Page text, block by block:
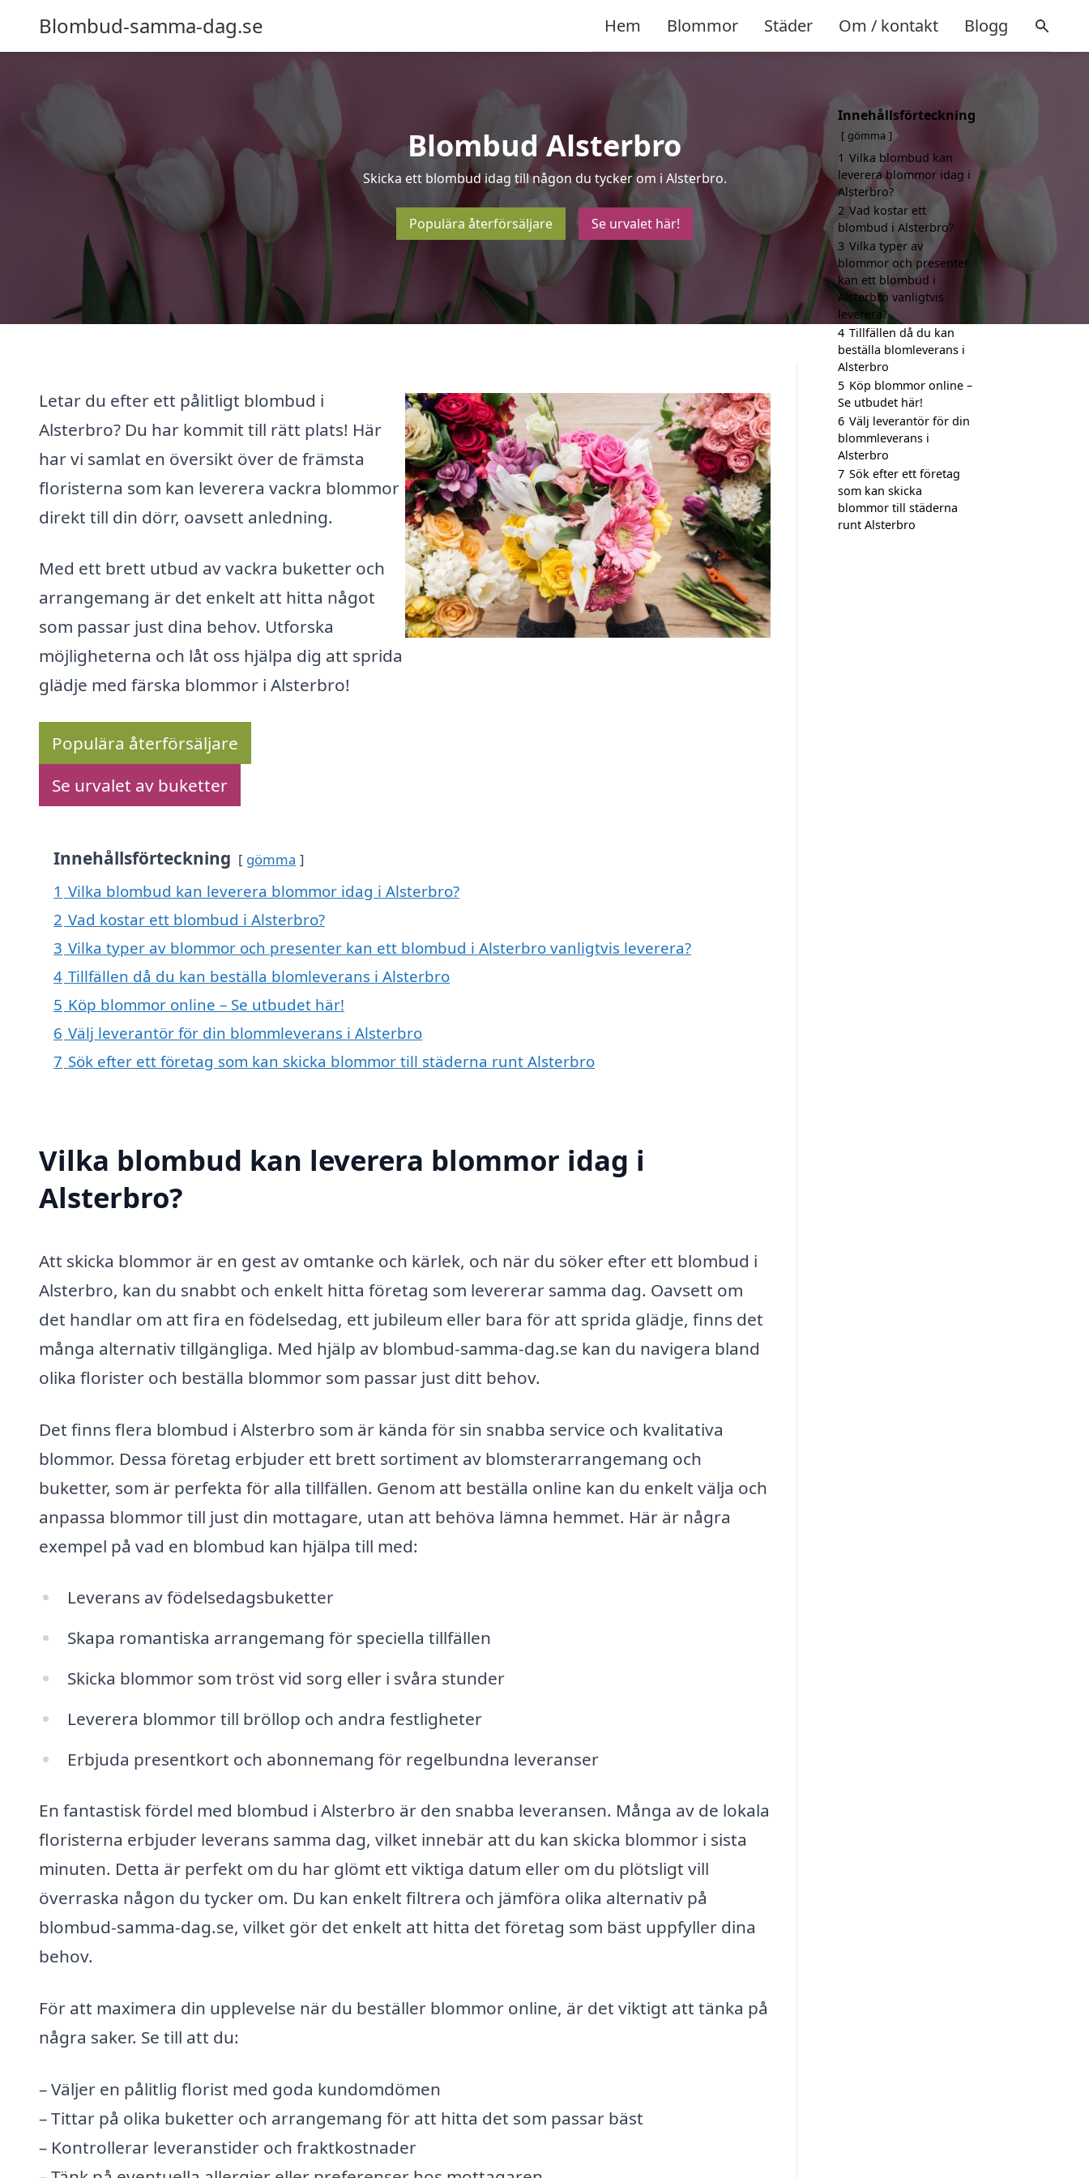
Blombud-samma-dag.se Hem Blommor Städer Om / kontakt Blogg
Blombud Alsterbro
Skicka ett blombud idag till någon du tycker om i Alsterbro.
Populära återförsäljare Se urvalet här!
Letar du efter ett pålitligt blombud i
Alsterbro? Du har kommit till rätt plats! Här
har vi samlat en översikt över de främsta
floristerna som kan leverera vackra blommor
direkt till din dörr, oavsett anledning.
Med ett brett utbud av vackra buketter och
arrangemang är det enkelt att hitta något
som passar just dina behov. Utforska
möjligheterna och låt oss hjälpa dig att sprida
glädje med färska blommor i Alsterbro!
Populära återförsäljare
Se urvalet av buketter
Innehållsförteckning gömma
1 Vilka blombud kan leverera blommor idag i Alsterbro?
2 Vad kostar ett blombud i Alsterbro?
3 Vilka typer av blommor och presenter kan ett blombud i Alsterbro vanligtvis leverera?
4 Tillfällen då du kan beställa blomleverans i Alsterbro
5 Köp blommor online – Se utbudet här!
6 Välj leverantör för din blommleverans i Alsterbro
7 Sök efter ett företag som kan skicka blommor till städerna runt Alsterbro
Vilka blombud kan leverera blommor idag i
Alsterbro?
Att skicka blommor är en gest av omtanke och kärlek, och när du söker efter ett blombud i
Alsterbro, kan du snabbt och enkelt hitta företag som levererar samma dag. Oavsett om
det handlar om att fira en födelsedag, ett jubileum eller bara för att sprida glädje, finns det
många alternativ tillgängliga. Med hjälp av blombud-samma-dag.se kan du navigera bland
olika florister och beställa blommor som passar just ditt behov.
Det finns flera blombud i Alsterbro som är kända för sin snabba service och kvalitativa
blommor. Dessa företag erbjuder ett brett sortiment av blomsterarrangemang och
buketter, som är perfekta för alla tillfällen. Genom att beställa online kan du enkelt välja och
anpassa blommor till just din mottagare, utan att behöva lämna hemmet. Här är några
exempel på vad en blombud kan hjälpa till med:
Leverans av födelsedagsbuketter
Skapa romantiska arrangemang för speciella tillfällen
Skicka blommor som tröst vid sorg eller i svåra stunder
Leverera blommor till bröllop och andra festligheter
Erbjuda presentkort och abonnemang för regelbundna leveranser
En fantastisk fördel med blombud i Alsterbro är den snabba leveransen. Många av de lokala
floristerna erbjuder leverans samma dag, vilket innebär att du kan skicka blommor i sista
minuten. Detta är perfekt om du har glömt ett viktiga datum eller om du plötsligt vill
överraska någon du tycker om. Du kan enkelt filtrera och jämföra olika alternativ på
blombud-samma-dag.se, vilket gör det enkelt att hitta det företag som bäst uppfyller dina
behov.
För att maximera din upplevelse när du beställer blommor online, är det viktigt att tänka på
några saker. Se till att du:
– Väljer en pålitlig florist med goda kundomdömen
– Tittar på olika buketter och arrangemang för att hitta det som passar bäst
– Kontrollerar leveranstider och fraktkostnader
Innehållsförteckning
gömma
1 Vilka blombud kan
leverera blommor idag i
Alsterbro?
2 Vad kostar ett
blombud i Alsterbro?
3 Vilka typer av
blommor och presenter
kan ett blombud i
Alsterbro vanligtvis
leverera?
4 Tillfällen då du kan
beställa blomleverans i
Alsterbro
5 Köp blommor online –
Se utbudet här!
6 Välj leverantör för din
blommleverans i
Alsterbro
7 Sök efter ett företag
som kan skicka
blommor till städerna
runt Alsterbro